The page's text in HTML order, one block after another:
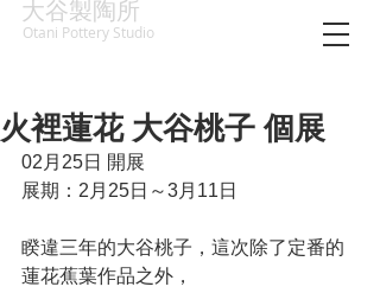
大谷製陶所
Otani Pottery Studio
火裡蓮花 大谷桃子 個展
02月25日 開展
展期：2月25日～3月11日
睽違三年的大谷桃子，這次除了定番的
蓮花蕉葉作品之外，